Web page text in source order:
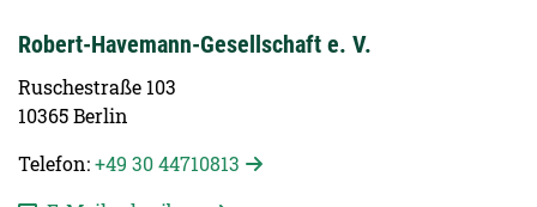
Robert-Havemann-Gesellschaft e. V.
Ruschestraße 103
10365 Berlin
Telefon:+49 30 44710813